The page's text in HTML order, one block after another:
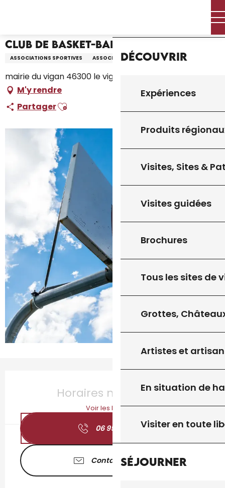
principal
Découvrir
Expériences
Produits
Visites, Sites &
Visites guidées
Brochures
Tous les sites de
Grottes,
Artistes et
En situation de
Visiter en toute
Séjourner
Club de Basket-Ball
ASSOCIATIONS SPORTIVES ASSOCIATION
mairie du vigan 46300 le vigan, Gourdon
M'y rendre
PartagerAjouter aux favoris
Horaires non définis
Voir les horaires
06 95 88 14 ▒▒
Contactez-nous